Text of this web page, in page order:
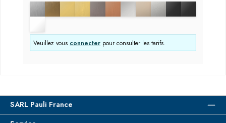
Veuillez vous connecter pour consulter les tarifs.
SARL Pauli France